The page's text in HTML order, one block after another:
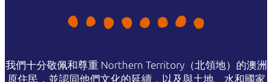
我們十分敬佩和尊重 Northern Territory（北領地）的澳洲
原住民，並認同他們文化的延續，以及與土地、水和國家